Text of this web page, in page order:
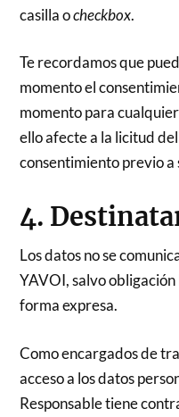
casilla ocheckbox.
Te recordamos que
momento el
momento para
ello afecte a la licitud
consentimiento previo a
4.
Los datos no se
YAVOI, salvo
forma expresa.
Como encargados de
acceso a los datos
Responsable tiene